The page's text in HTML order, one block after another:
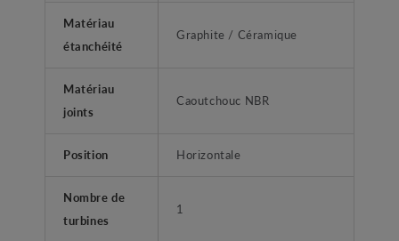
Matériau
étanchéité
Graphite / Céramique
Matériau
joints
Caoutchouc NBR
Position Horizontale
Nombre de
turbines
1